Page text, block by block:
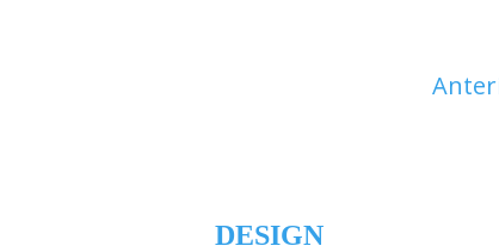
DESIGN